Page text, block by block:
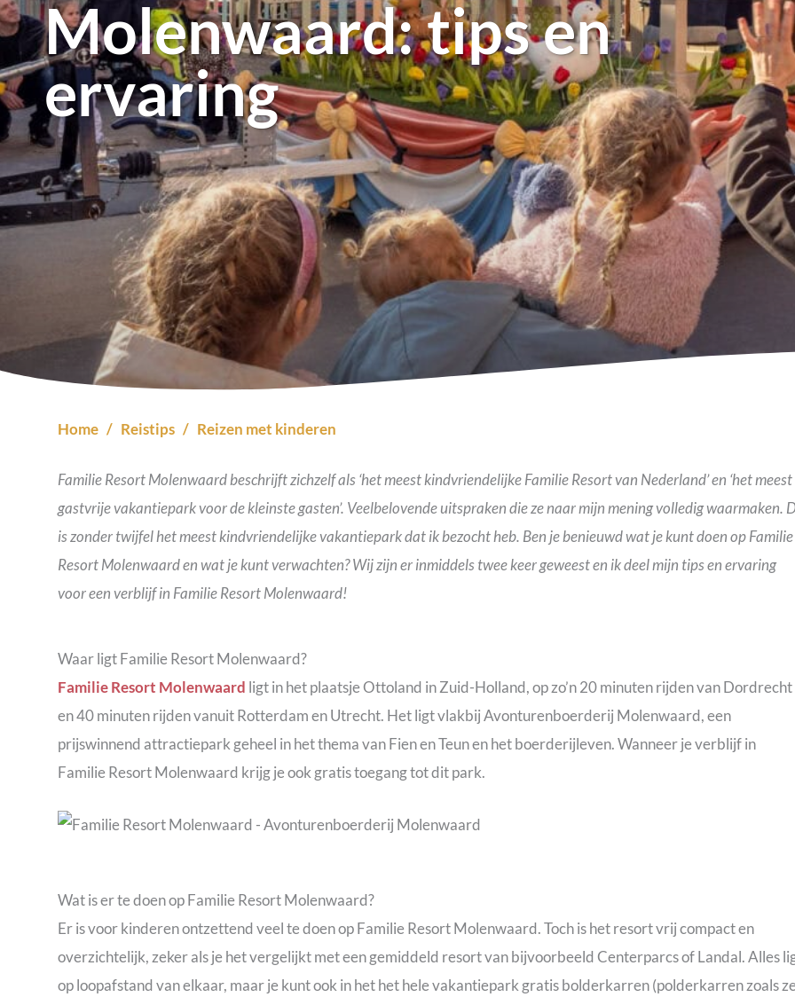
Molenwaard: tips en
ervaring
Home / Reistips / Reizen met kinderen
Familie Resort Molenwaard beschrijft zichzelf als ‘het meest kindvriendelijke Familie Resort van Nederland’ en ‘het meest
gastvrije vakantiepark voor de kleinste gasten’. Veelbelovende uitspraken die ze naar mijn mening volledig waarmaken.
is zonder twijfel het meest kindvriendelijke vakantiepark dat ik bezocht heb. Ben je benieuwd wat je kunt doen op Familie
Resort Molenwaard en wat je kunt verwachten? Wij zijn er inmiddels twee keer geweest en ik deel mijn tips en ervaring
voor een verblijf in Familie Resort Molenwaard!
Waar ligt Familie Resort Molenwaard?
Familie Resort Molenwaard ligt in het plaatsje Ottoland in Zuid-Holland, op zo’n 20 minuten rijden van Dordrecht
en 40 minuten rijden vanuit Rotterdam en Utrecht. Het ligt vlakbij Avonturenboerderij Molenwaard, een
prijswinnend attractiepark geheel in het thema van Fien en Teun en het boerderijleven. Wanneer je verblijf in
Familie Resort Molenwaard krijg je ook gratis toegang tot dit park.
Wat is er te doen op Familie Resort Molenwaard?
Er is voor kinderen ontzettend veel te doen op Familie Resort Molenwaard. Toch is het resort vrij compact en
overzichtelijk, zeker als je het vergelijkt met een gemiddeld resort van bijvoorbeeld Centerparcs of Landal. Alles
op loopafstand van elkaar, maar je kunt ook in het het hele vakantiepark gratis bolderkarren (polderkarren zoals